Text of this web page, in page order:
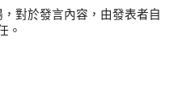
對於發言內容，由發表者自
。